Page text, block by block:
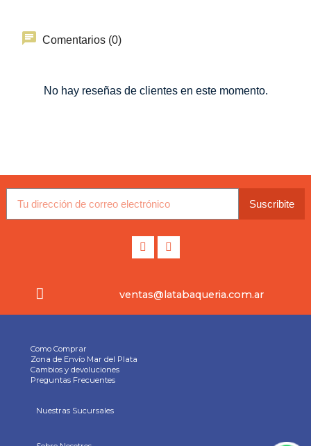
Comentarios (0)
No hay reseñas de clientes en este momento.
Suscribite
ventas@latabaqueria.com.ar
Como Comprar
Zona de Envío Mar del Plata
Cambios y devoluciones
Preguntas Frecuentes
Nuestras Sucursales